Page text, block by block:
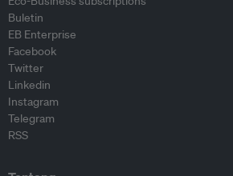
Buletin
EB Enterprise
Facebook
Twitter
Linkedin
Instagram
Telegram
RSS